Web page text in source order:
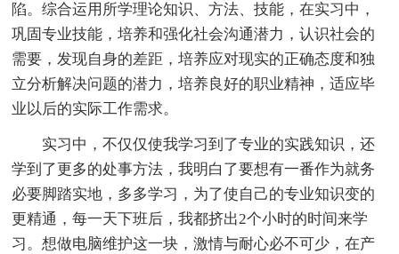
陷。综合运用所学理论知识、方法、技能，在实习中，
巩固专业技能，培养和强化社会沟通潜力，认识社会的
需要，发现自身的差距，培养应对现实的正确态度和独
立分析解决问题的潜力，培养良好的职业精神，适应毕
业以后的实际工作需求。
实习中，不仅仅使我学习到了专业的实践知识，还
学到了更多的处事方法，我明白了要想有一番作为就务
必要脚踏实地，多多学习，为了使自己的专业知识变的
更精通，每一天下班后，我都挤出2个小时的时间来学
习。想做电脑维护这一块，激情与耐心必不可少，在产